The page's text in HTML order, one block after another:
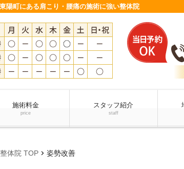
東陽町にある肩こり・腰痛の施術に強い整体院
施術料金
price
スタッフ紹介
staff
体院 TOP chevron_right 姿勢改善